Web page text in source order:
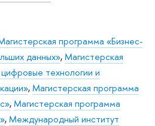
программа «Бизнес-
данных»,Магистерская
технологии и
,Магистерская программа
,Магистерская программа
,Международный институт